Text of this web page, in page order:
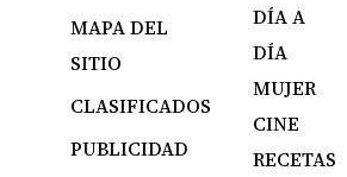
MAPA DEL
SITIO
CLASIFICADOS
PUBLICIDAD
DÍA A
DÍA
MUJER
CINE
RECETAS